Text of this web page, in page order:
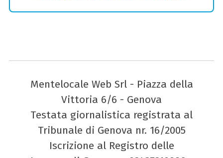
Mentelocale Web Srl - Piazza della
Vittoria 6/6 - Genova
Testata giornalistica registrata al
Tribunale di Genova nr. 16/2005
Iscrizione al Registro delle